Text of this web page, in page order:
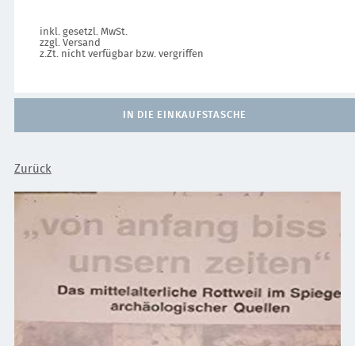
inkl. gesetzl. MwSt.
zzgl. Versand
z.Zt. nicht verfügbar bzw. vergriffen
IN DIE EINKAUFSTASCHE
Zurück